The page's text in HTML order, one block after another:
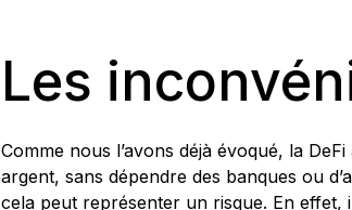
Les
Comme nous l’avons déjà évoqué, la
argent, sans dépendre des banques ou
cela peut représenter un risque. En effet,